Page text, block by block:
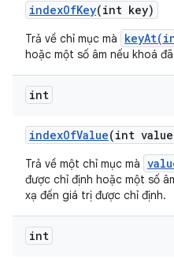
indexOfKey(int key)
Trả về chỉ mục mà
hoặc một số âm nếu khoá
int
indexOfValue(int
Trả về một chỉ mục mà
được chỉ định hoặc một số
xạ đến giá trị được chỉ định.
int